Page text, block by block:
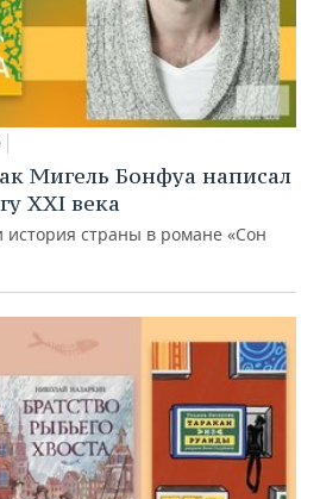
Мигель Бонфуа написал
XXI века
страны в романе «Сон